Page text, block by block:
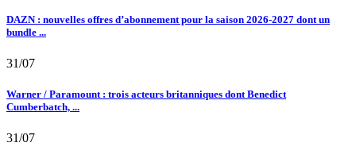
DAZN : nouvelles offres d’abonnement pour la saison 2026-2027 dont un
bundle ...
31/07
Warner / Paramount : trois acteurs britanniques dont Benedict
Cumberbatch, ...
31/07